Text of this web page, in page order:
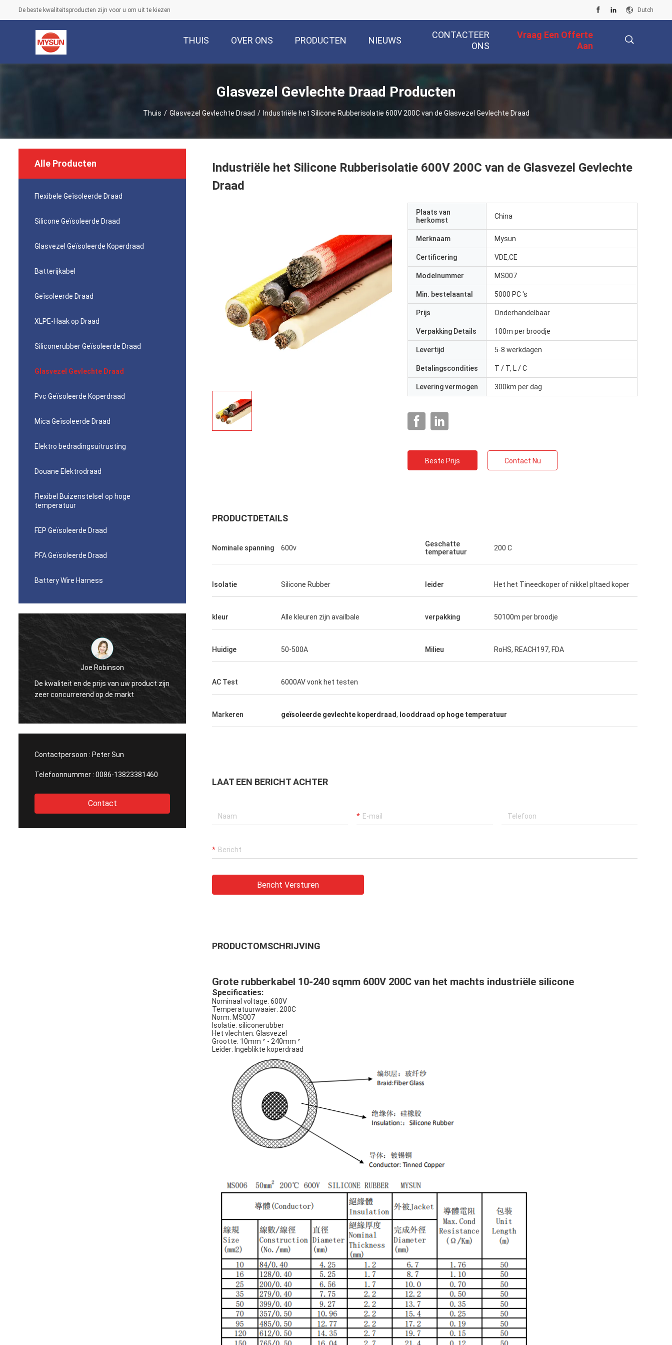
De beste kwaliteitsproducten zijn voor u om uit te kiezen Dutch
THUIS OVER ONS PRODUCTEN NIEUWS
CONTACTEER
ONS
Vraag Een Offerte
Aan
Glasvezel Gevlechte Draad Producten
Thuis / Glasvezel Gevlechte Draad / Industriële het Silicone Rubberisolatie 600V 200C van de Glasvezel Gevlechte Draad
Alle Producten
Flexibele Geïsoleerde Draad
Silicone Geïsoleerde Draad
Glasvezel Geïsoleerde Koperdraad
Batterijkabel
Geïsoleerde Draad
XLPE-Haak op Draad
Siliconerubber Geïsoleerde Draad
Glasvezel Gevlechte Draad
Pvc Geïsoleerde Koperdraad
Mica Geïsoleerde Draad
Elektro bedradingsuitrusting
Douane Elektrodraad
Flexibel Buizenstelsel op hoge
temperatuur
FEP Geïsoleerde Draad
PFA Geïsoleerde Draad
Battery Wire Harness
Diego Cuellar
Uw die goederen zijn superieur in kwaliteit
met die van andere fabrikanten wordt
vergeleken.
Rudy Muller
Mysun is een zeer goed bedrijf, zijn de
Contactpersoon : Peter Sun
Telefoonnummer : 0086-13823381460
Contact
Industriële het Silicone Rubberisolatie 600V 200C van de Glasvezel Gevlechte
Draad
Plaats van
herkomst
China
Merknaam Mysun
Certificering VDE,CE
Modelnummer MS007
Min. bestelaantal 5000 PC 's
Prijs Onderhandelbaar
Verpakking Details 100m per broodje
Levertijd 5-8 werkdagen
Betalingscondities T / T, L / C
Levering vermogen 300km per dag
Beste Prijs Contact Nu
PRODUCTDETAILS
Nominale spanning 600v
Geschatte
temperatuur
200 C
Isolatie Silicone Rubber leider Het het Tineedkoper of nikkel pltaed koper
kleur Alle kleuren zijn availbale verpakking 50100m per broodje
Huidige 50-500A Milieu RoHS, REACH197, FDA
AC Test 6000AV vonk het testen
Markeren geïsoleerde gevlechte koperdraad, looddraad op hoge temperatuur
LAAT EEN BERICHT ACHTER
Bericht Versturen
PRODUCTOMSCHRIJVING
Grote rubberkabel 10-240 sqmm 600V 200C van het machts industriële silicone
Specificaties:
Nominaal voltage: 600V
Temperatuurwaaier: 200C
Norm: MS007
Isolatie: siliconerubber
Het vlechten: Glasvezel
Grootte: 10mm ² - 240mm ²
Leider: Ingeblikte koperdraad